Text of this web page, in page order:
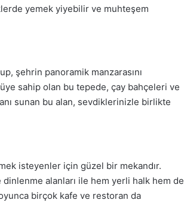
yemek yiyebilir ve muhteşem
şehrin panoramik manzarasını
sahip olan bu tepede, çay bahçeleri ve
sunan bu alan, sevdiklerinizle birlikte
isteyenler için güzel bir mekandır.
alanları ile hem yerli halk hem de
birçok kafe ve restoran da